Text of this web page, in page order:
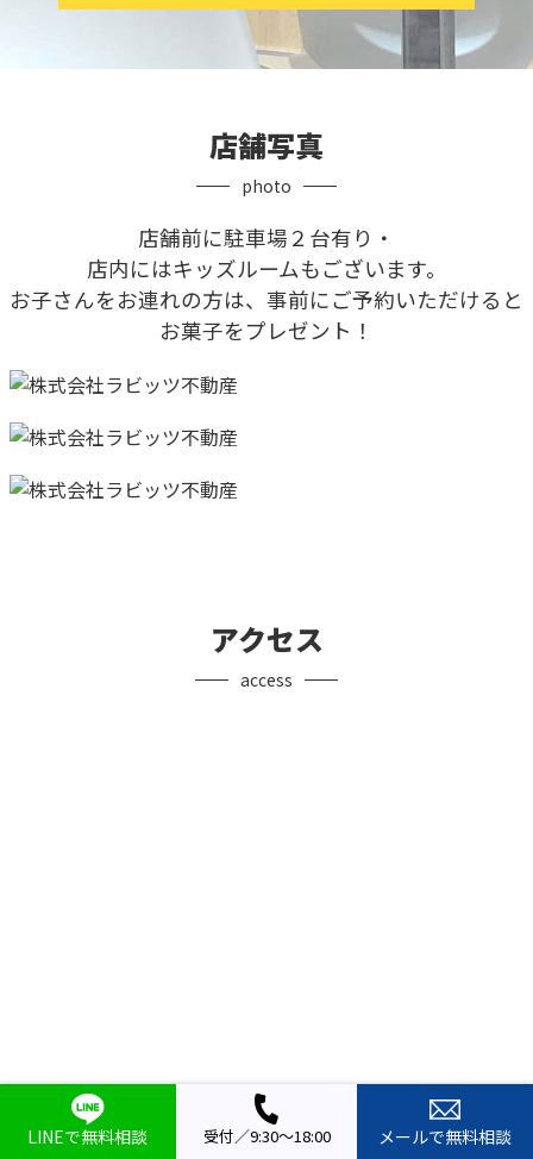
店舗写真
photo
店舗前に駐車場２台有り・
店内にはキッズルームもございます。
お子さんをお連れの方は、事前にご予約いただけると
お菓子をプレゼント！
アクセス
access
LINEで無料相談 受付／9:30～18:00 メールで無料相談